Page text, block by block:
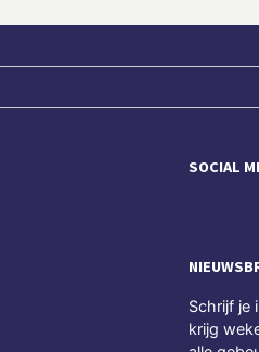
SOCIAL
Schrijf je
krijg